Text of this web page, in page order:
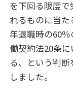
を下回る限度
れるものに当
年退職時の60
働契約法20条
る、という判
しました。